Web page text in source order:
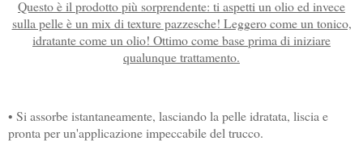
Questo è il prodotto più sorprendente: ti aspetti un olio ed invece
sulla pelle è un mix di texture pazzesche! Leggero come un tonico,
idratante come un olio! Ottimo come base prima di iniziare
qualunque trattamento.
• Si assorbe istantaneamente, lasciando la pelle idratata, liscia e
pronta per un'applicazione impeccabile del trucco.